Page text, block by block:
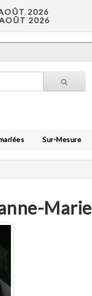
2026
2026
Sur-Mesure
Marie